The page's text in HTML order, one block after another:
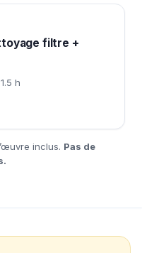
filtre +
1.5 h
inclus. Pas de